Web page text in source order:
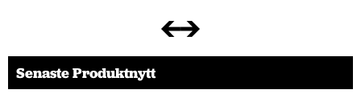
Senaste Produktnytt